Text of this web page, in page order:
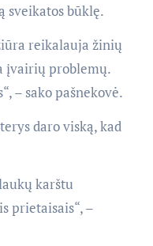
sveikatos būklę.
reikalauja žinių
įvairių problemų.
– sako pašnekovė.
daro viską, kad
karštu
prietaisais“, –